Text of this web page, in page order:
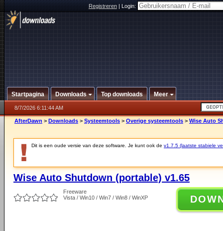
Registreren|Login:
Startpagina Downloads Top downloads Meer
8/7/2026 6:11:44 AM
AfterDawn > Downloads > Systeemtools > Overige systeemtools > Wise Auto
Dit is een oude versie van deze software. Je kunt ook de v1.7.5 (laatste stabiele
Wise Auto Shutdown (portable) v1.65
Freeware
Vista / Win10 / Win7 / Win8 / WinXP